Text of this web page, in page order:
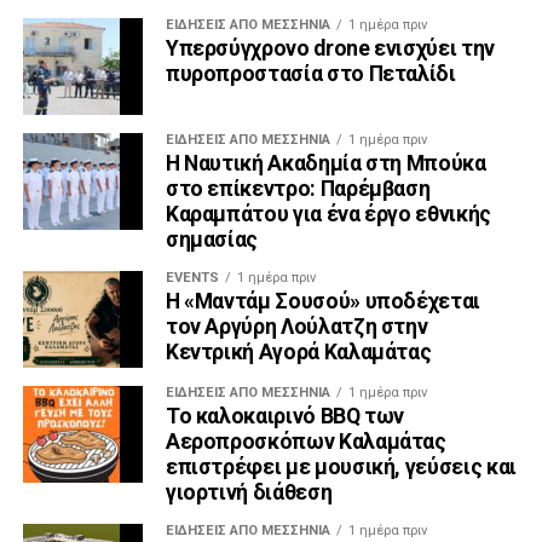
ΕΙΔΉΣΕΙΣ ΑΠΟ ΜΕΣΣΗΝΊΑ 1 ημέρα πριν
Υπερσύγχρονο drone ενισχύει την
πυροπροστασία στο Πεταλίδι
ΕΙΔΉΣΕΙΣ ΑΠΟ ΜΕΣΣΗΝΊΑ 1 ημέρα πριν
Η Ναυτική Ακαδημία στη Μπούκα
στο επίκεντρο: Παρέμβαση
Καραμπάτου για ένα έργο εθνικής
σημασίας
EVENTS 1 ημέρα πριν
Η «Μαντάμ Σουσού» υποδέχεται
τον Αργύρη Λούλατζη στην
Κεντρική Αγορά Καλαμάτας
ΕΙΔΉΣΕΙΣ ΑΠΟ ΜΕΣΣΗΝΊΑ 1 ημέρα πριν
Το καλοκαιρινό BBQ των
Αεροπροσκόπων Καλαμάτας
επιστρέφει με μουσική, γεύσεις και
γιορτινή διάθεση
ΕΙΔΉΣΕΙΣ ΑΠΟ ΜΕΣΣΗΝΊΑ 1 ημέρα πριν